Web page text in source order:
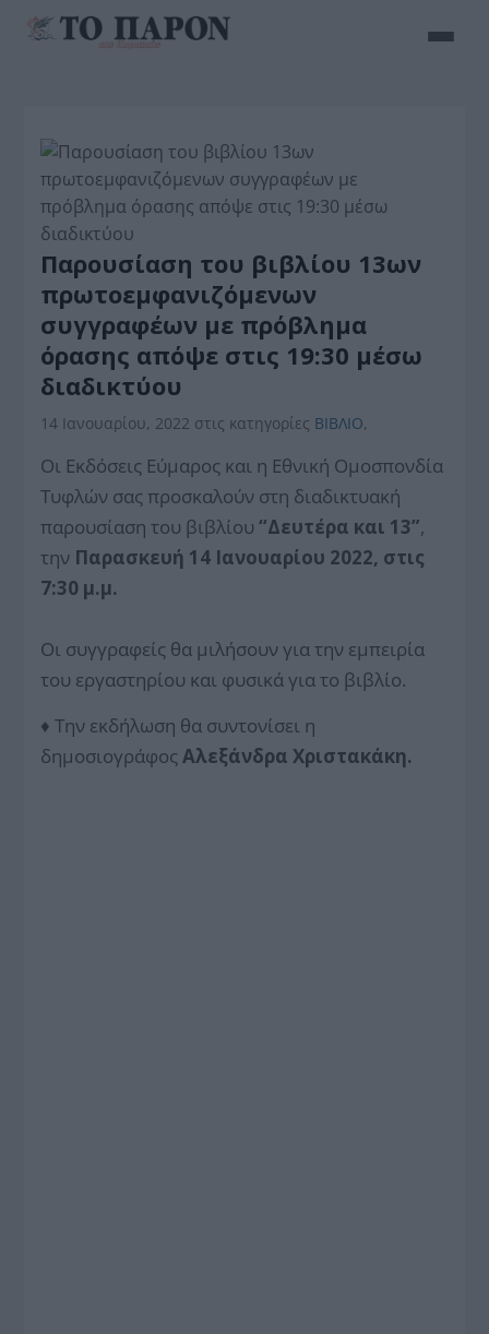
Παρουσίαση του βιβλίου 13ων
πρωτοεμφανιζόμενων
συγγραφέων με πρόβλημα
όρασης απόψε στις 19:30 μέσω
διαδικτύου
14 Ιανουαρίου, 2022 στις κατηγορίες BIBΛIO,
Οι Εκδόσεις Εύμαρος και η Εθνική Ομοσπονδία
Τυφλών σας προσκαλούν στη διαδικτυακή
παρουσίαση του βιβλίου“Δευτέρα και 13”,
την Παρασκευή 14 Ιανουαρίου 2022, στις
7:30 μ.μ.
Οι συγγραφείς θα μιλήσουν για την εμπειρία
του εργαστηρίου και φυσικά για το βιβλίο.
♦ Την εκδήλωση θα συντονίσει η
δημοσιογράφοςΑλεξάνδρα Χριστακάκη.